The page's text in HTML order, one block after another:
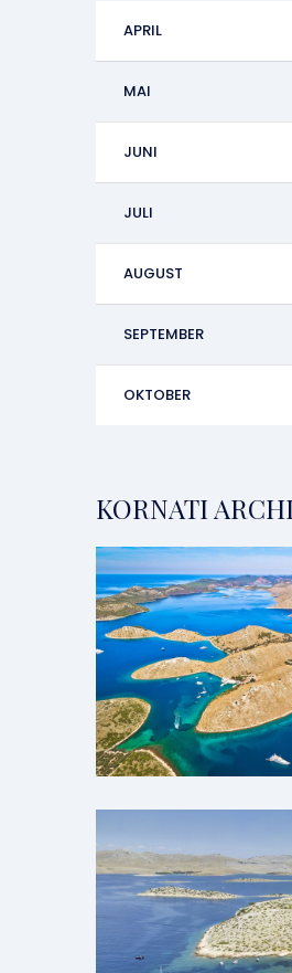
APRIL
MAI
JUNI
JULI
AUGUST
SEPTEMBER
OKTOBER
KORNATI